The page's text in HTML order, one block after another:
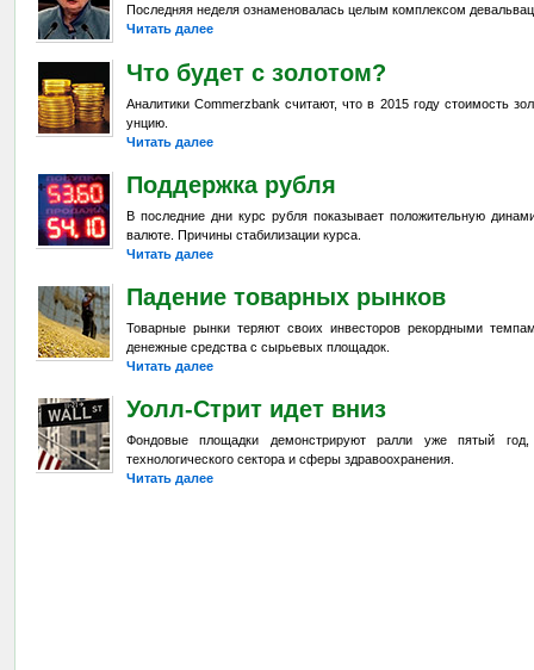
Последняя неделя ознаменовалась целым комплексом
Читать далее
Что будет с золотом?
Аналитики Commerzbank считают, что в 2015 году стоимость
унцию.
Читать далее
Поддержка рубля
В последние дни курс рубля показывает положительную
валюте. Причины стабилизации курса.
Читать далее
Падение товарных рынков
Товарные рынки теряют своих инвесторов рекордными
денежные средства с сырьевых площадок.
Читать далее
Уолл-Стрит идет вниз
Фондовые площадки демонстрируют ралли уже пятый
технологического сектора и сферы здравоохранения.
Читать далее